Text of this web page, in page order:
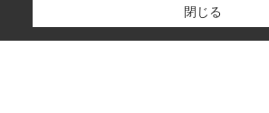
閉じる